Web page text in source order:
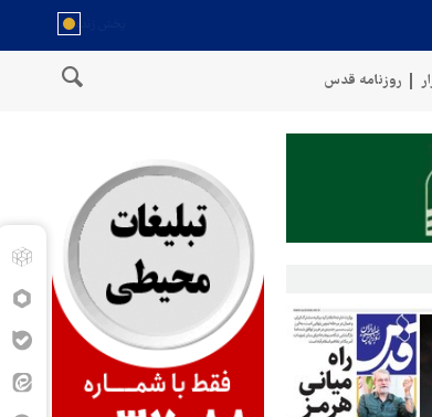
روزنامه قدس
مسلح یمن: کشتی نفتی عربستان را با موشک بالستیک هدف